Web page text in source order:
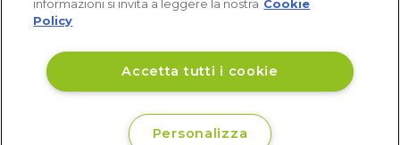
informazioni si invita a leggere la nostra Cookie
Policy
Accetta tutti i cookie
Personalizza